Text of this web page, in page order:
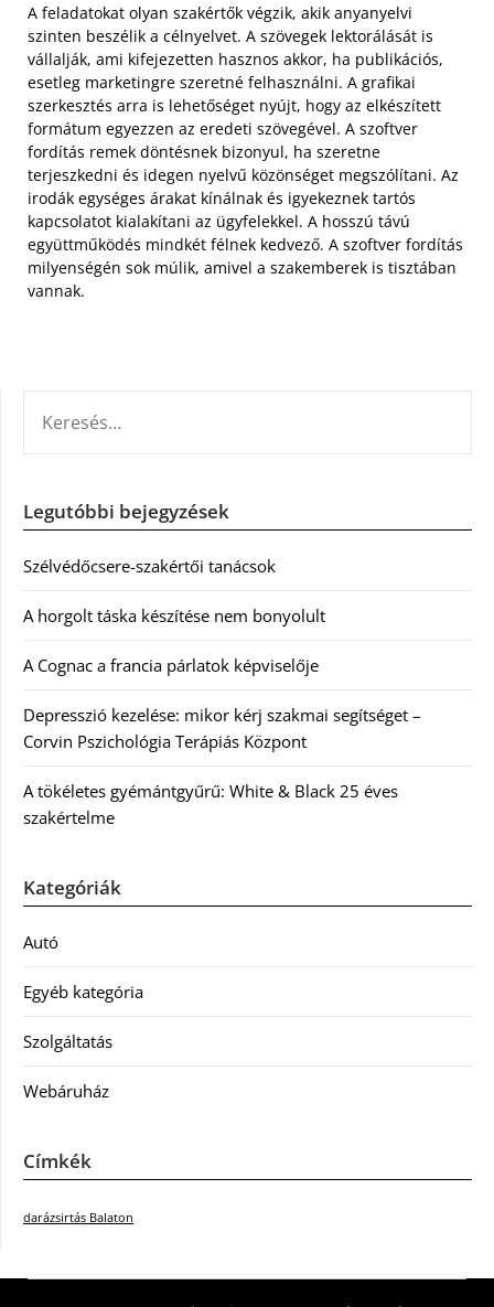
A feladatokat olyan szakértők végzik, akik anyanyelvi
szinten beszélik a célnyelvet. A szövegek lektorálását is
vállalják, ami kifejezetten hasznos akkor, ha publikációs,
esetleg marketingre szeretné felhasználni. A grafikai
szerkesztés arra is lehetőséget nyújt, hogy az elkészített
formátum egyezzen az eredeti szövegével. A szoftver
fordítás remek döntésnek bizonyul, ha szeretne
terjeszkedni és idegen nyelvű közönséget megszólítani. Az
irodák egységes árakat kínálnak és igyekeznek tartós
kapcsolatot kialakítani az ügyfelekkel. A hosszú távú
együttműködés mindkét félnek kedvező. A szoftver fordítás
milyenségén sok múlik, amivel a szakemberek is tisztában
vannak.
Legutóbbi bejegyzések
Szélvédőcsere-szakértői tanácsok
A horgolt táska készítése nem bonyolult
A Cognac a francia párlatok képviselője
Depresszió kezelése: mikor kérj szakmai segítséget –
Corvin Pszichológia Terápiás Központ
A tökéletes gyémántgyűrű: White & Black 25 éves
szakértelme
Kategóriák
Autó
Egyéb kategória
Szolgáltatás
Webáruház
Címkék
darázsirtás Balaton